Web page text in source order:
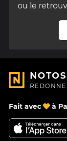
ou le
NOTOS
Fait avec à